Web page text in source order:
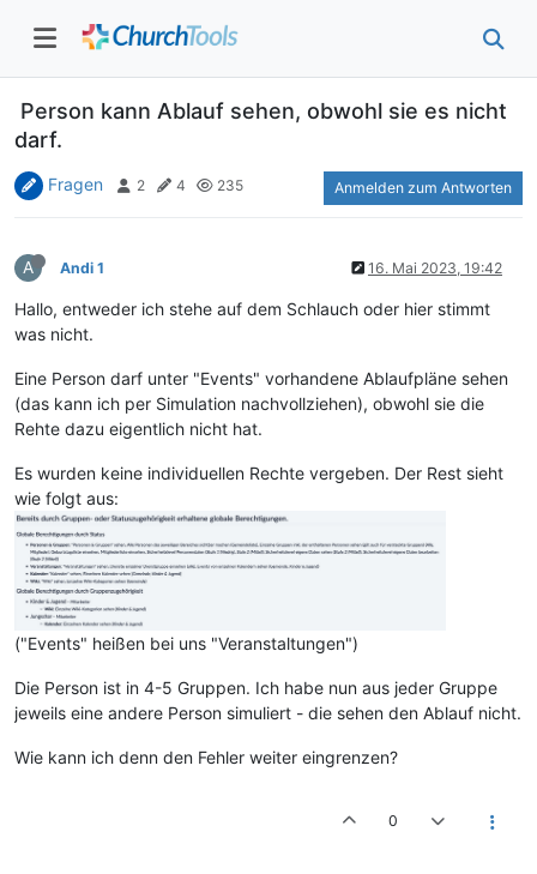
Person kann Ablauf sehen, obwohl sie es nicht
darf.
Fragen 2 4 235 Anmelden zum Antworten
A Andi 1 16. Mai 2023, 19:42
Hallo, entweder ich stehe auf dem Schlauch oder hier stimmt
was nicht.
Eine Person darf unter "Events" vorhandene Ablaufpläne sehen
(das kann ich per Simulation nachvollziehen), obwohl sie die
Rehte dazu eigentlich nicht hat.
Es wurden keine individuellen Rechte vergeben. Der Rest sieht
wie folgt aus:
("Events" heißen bei uns "Veranstaltungen")
Die Person ist in 4-5 Gruppen. Ich habe nun aus jeder Gruppe
jeweils eine andere Person simuliert - die sehen den Ablauf nicht.
Wie kann ich denn den Fehler weiter eingrenzen?
0